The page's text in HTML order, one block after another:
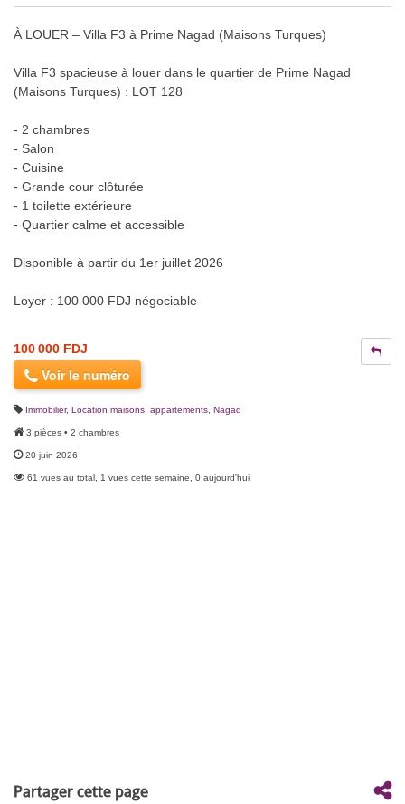
À LOUER – Villa F3 à Prime Nagad (Maisons Turques)
Villa F3 spacieuse à louer dans le quartier de Prime Nagad
(Maisons Turques) : LOT 128
- 2 chambres
- Salon
- Cuisine
- Grande cour clôturée
- 1 toilette extérieure
- Quartier calme et accessible
Disponible à partir du 1er juillet 2026
Loyer : 100 000 FDJ négociable
100 000 FDJ
Voir le numéro
Immobilier, Location maisons, appartements Nagad
3 pièces • 2 chambres
20 juin 2026
61 vues au total, 1 vues cette semaine, 0 aujourd'hui
Partager cette page